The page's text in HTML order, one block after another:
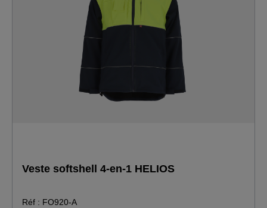
Veste softshell 4-en-1 HELIOS
Réf : FO920-A